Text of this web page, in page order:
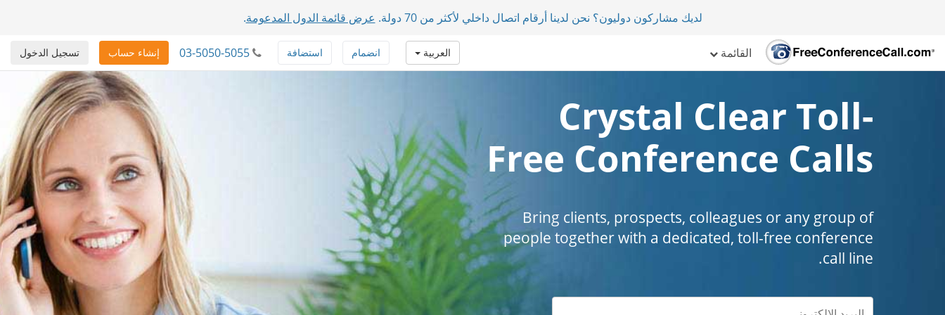
لديك مشاركون دوليون؟ نحن لدينا أرقام اتصال داخلي لأكثر من 70 دولة. عرض قائمة الدول المدعومة.
القائمة تسجيل الدخول إنشاء حساب 03-5050-5055 انضمام استضافة العربية
Crystal Clear Toll-
Free Conference Calls
Bring clients, prospects, colleagues or any group of
people together with a dedicated, toll-free conference
call line.